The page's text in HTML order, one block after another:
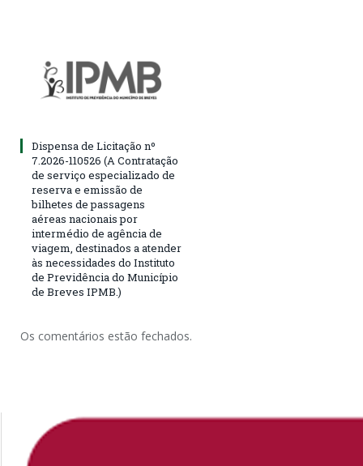
Dispensa de Licitação nº
7.2026-110526 (A Contratação
de serviço especializado de
reserva e emissão de
bilhetes de passagens
aéreas nacionais por
intermédio de agência de
viagem, destinados a atender
às necessidades do Instituto
de Previdência do Município
de Breves IPMB.)
Os comentários estão fechados.